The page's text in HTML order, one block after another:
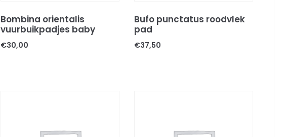
Bombina orientalis
vuurbuikpadjes baby
€30,00
Bufo punctatus roodvlek
pad
€37,50